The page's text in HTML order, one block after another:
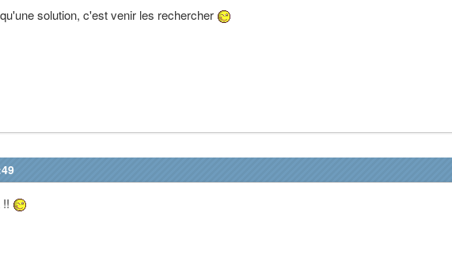
solution, c'est venir les rechercher